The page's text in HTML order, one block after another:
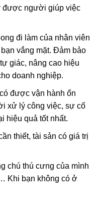
được người giúp việc
đi làm của nhân viên
vắng mặt. Đảm bảo
giác, nâng cao hiệu
doanh nghiệp.
được vận hành ổn
xử lý công việc, sự cố
hiệu quả tốt nhất.
thiết, tài sản có giá trị
chú thú cưng của mình
Khi bạn không có ở